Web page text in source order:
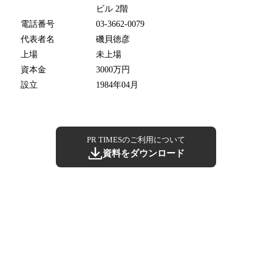
ビル 2階
電話番号
03-3662-0079
代表者名
磯貝徳彦
上場
未上場
資本金
3000万円
設立
1984年04月
PR TIMESのご利用について
資料をダウンロード